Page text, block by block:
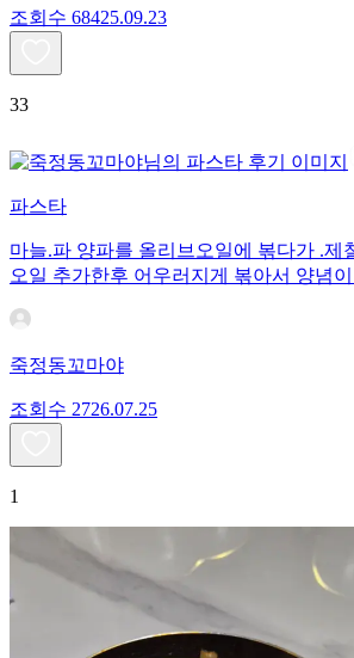
조회수 68425.09.23
33
파스타
마늘.파 양파를 올리브오일에 볶다가 .
오일 추가한후 어우러지게 볶아서 양념
죽정동꼬마야
조회수 2726.07.25
1